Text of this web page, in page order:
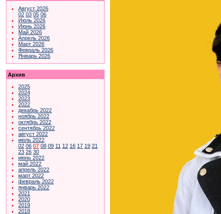
Август 2026
02 03 05 06
Июль 2026
Июнь 2026
Май 2026
Апрель 2026
Март 2026
Февраль 2026
Январь 2026
Архив
2025
2024
2023
2022
декабрь 2022
ноябрь 2022
октябрь 2022
сентябрь 2022
август 2022
июль 2022
02 06 07 08 09 11 12 16 17 19 21
23 26 30
июнь 2022
май 2022
апрель 2022
март 2022
февраль 2022
январь 2022
2021
2020
2019
2018